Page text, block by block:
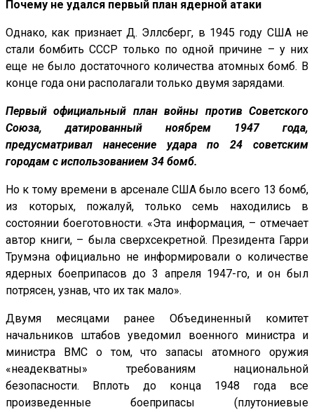
Почему не удался первый план ядерной атаки
Однако, как признает Д. Эллсберг, в 1945 году США не
стали бомбить СССР только по одной причине – у них
еще не было достаточного количества атомных бомб. В
конце года они располагали только двумя зарядами.
Первый официальный план войны против Советского
Союза, датированный ноябрем 1947 года,
предусматривал нанесение удара по 24 советским
городам с использованием 34 бомб.
Но к тому времени в арсенале США было всего 13 бомб,
из которых, пожалуй, только семь находились в
состоянии боеготовности. «Эта информация, – отмечает
автор книги, – была сверхсекретной. Президента Гарри
Трумэна официально не информировали о количестве
ядерных боеприпасов до 3 апреля 1947-го, и он был
потрясен, узнав, что их так мало».
Двумя месяцами ранее Объединенный комитет
начальников штабов уведомил военного министра и
министра ВМС о том, что запасы атомного оружия
«неадекватны» требованиям национальной
безопасности. Вплоть до конца 1948 года все
произведенные боеприпасы (плутониевые